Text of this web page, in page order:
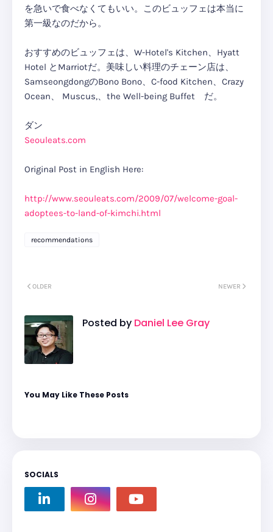
を急いで食べなくてもいい。このビュッフェは本当に
第一級なのだから。
おすすめのビュッフェは、W-Hotel's Kitchen、Hyatt
Hotel とMarriotだ。美味しい料理のチェーン店は、
SamseongdongのBono Bono、C-food Kitchen、Crazy
Ocean、 Muscus,、the Well-being Buffet だ。
ダン
Seouleats.com
Original Post in English Here:
http://www.seouleats.com/2009/07/welcome-goal-
adoptees-to-land-of-kimchi.html
recommendations
NEWER
OLDER
Posted by Daniel Lee Gray
You May Like These Posts
SOCIALS